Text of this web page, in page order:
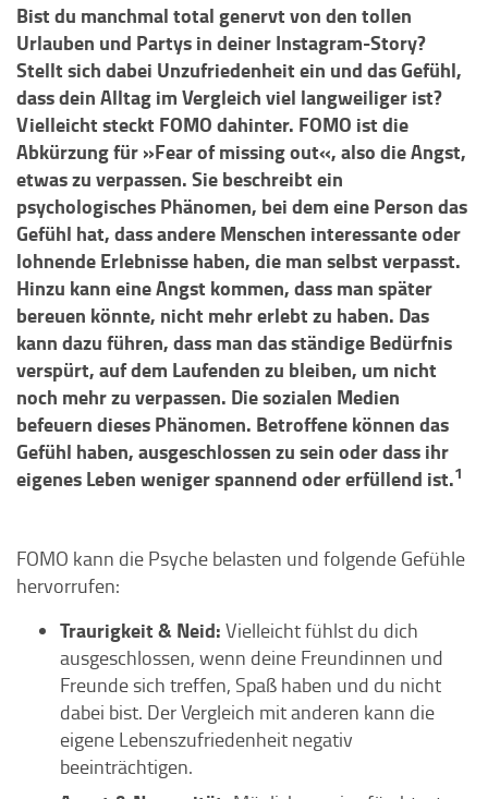
Bist du manchmal total genervt von den tollen
Urlauben und Partys in deiner Instagram-Story?
Stellt sich dabei Unzufriedenheit ein und das Gefühl,
dass dein Alltag im Vergleich viel langweiliger ist?
Vielleicht steckt FOMO dahinter. FOMO ist die
Abkürzung für »Fear of missing out«, also die Angst,
etwas zu verpassen. Sie beschreibt ein
psychologisches Phänomen, bei dem eine Person das
Gefühl hat, dass andere Menschen interessante oder
lohnende Erlebnisse haben, die man selbst verpasst.
Hinzu kann eine Angst kommen, dass man später
bereuen könnte, nicht mehr erlebt zu haben. Das
kann dazu führen, dass man das ständige Bedürfnis
verspürt, auf dem Laufenden zu bleiben, um nicht
noch mehr zu verpassen. Die sozialen Medien
befeuern dieses Phänomen. Betroffene können das
Gefühl haben, ausgeschlossen zu sein oder dass ihr
eigenes Leben weniger spannend oder erfüllend ist.1
FOMO kann die Psyche belasten und folgende Gefühle
hervorrufen:
Traurigkeit & Neid: Vielleicht fühlst du dich
ausgeschlossen, wenn deine Freundinnen und
Freunde sich treffen, Spaß haben und du nicht
dabei bist. Der Vergleich mit anderen kann die
eigene Lebenszufriedenheit negativ
beeinträchtigen.